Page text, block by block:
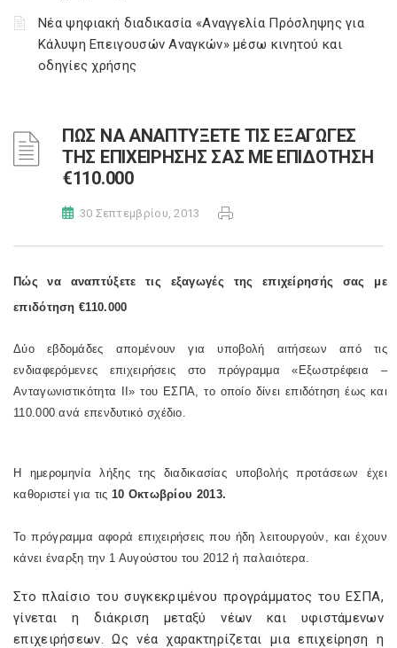
Νέα ψηφιακή διαδικασία «Αναγγελία Πρόσληψης για
Κάλυψη Επειγουσών Αναγκών» μέσω κινητού και
οδηγίες χρήσης
ΠΩΣ ΝΑ ΑΝΑΠΤΥΞΕΤΕ ΤΙΣ ΕΞΑΓΩΓΕΣ
ΤΗΣ ΕΠΙΧΕΙΡΗΣΗΣ ΣΑΣ ΜΕ ΕΠΙΔΟΤΗΣΗ
€110.000
30 Σεπτεμβρίου, 2013
Πώς να αναπτύξετε τις εξαγωγές της επιχείρησής σας με
επιδότηση €110.000
Δύο εβδομάδες απομένουν για υποβολή αιτήσεων από τις
ενδιαφερόμενες επιχειρήσεις στο πρόγραμμα «Εξωστρέφεια –
Ανταγωνιστικότητα ΙΙ» του ΕΣΠΑ, το οποίο δίνει επιδότηση έως και
110.000 ανά επενδυτικό σχέδιο.
Η ημερομηνία λήξης της διαδικασίας υποβολής προτάσεων έχει
καθοριστεί για τις 10 Οκτωβρίου 2013.
Το πρόγραμμα αφορά επιχειρήσεις που ήδη λειτουργούν, και έχουν
κάνει έναρξη την 1 Αυγούστου του 2012 ή παλαιότερα.
Στο πλαίσιο του συγκεκριμένου προγράμματος του ΕΣΠΑ,
γίνεται η διάκριση μεταξύ νέων και υφιστάμενων
επιχειρήσεων. Ως νέα χαρακτηρίζεται μια επιχείρηση η